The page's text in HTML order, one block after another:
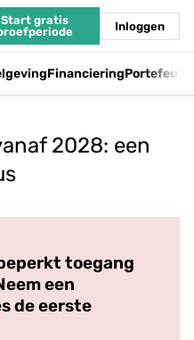
Start gratis
Inloggen
Financiering
2028: een
toegang
een
de eerste